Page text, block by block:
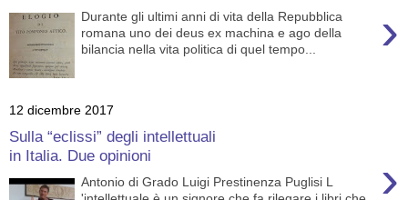
›
Durante gli ultimi anni di vita della Repubblica
romana uno dei deus ex machina e ago della
bilancia nella vita politica di quel tempo...
12 dicembre 2017
Sulla “eclissi” degli intellettuali
in Italia. Due opinioni
›
Antonio di Grado Luigi Prestinenza Puglisi L